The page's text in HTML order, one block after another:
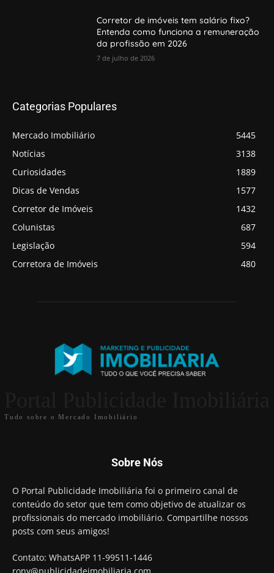
Corretor de imóveis tem salário fixo?
Entenda como funciona a remuneração
da profissão em 2026
7 de julho de 2026
Categorias Populares
Mercado Imobiliário
5445
Notícias
3138
Curiosidades
1889
Dicas de Vendas
1577
Corretor de Imóveis
1432
Colunistas
687
Legislação
594
Corretora de Imóveis
480
Tudo sobre o Mercado Imobiliário
Sobre Nós
O Portal Publicidade Imobiliária foi o primeiro canal de
conteúdo do setor que tem como objetivo de atualizar os
profissionais do mercado imobiliário. Compartilhe nossos
posts com seus amigos!
Contato: WhatsAPP 11-99511-1446